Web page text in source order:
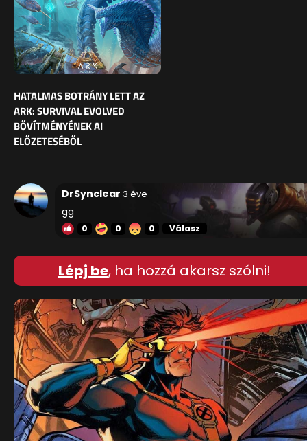
HATALMAS BOTRÁNY LETT AZ
ARK: SURVIVAL EVOLVED
BŐVÍTMÉNYÉNEK AI
ELŐZETESÉBŐL
DrSynclear 3 éve
gg
0 0 0 Válasz
Lépj be, ha hozzá akarsz szólni!